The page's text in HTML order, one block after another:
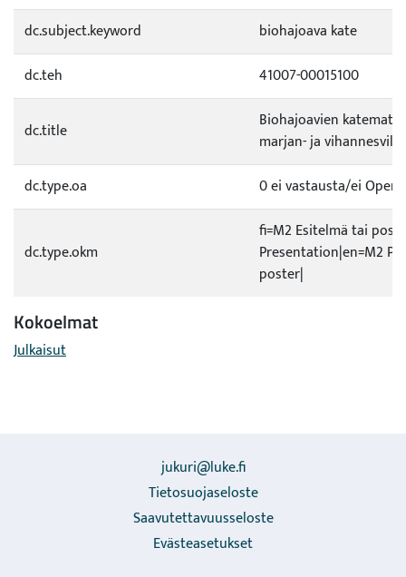
dc.subject.keyword
biohajoava kate
dc.teh
41007-00015100
dc.title
Biohajoavien
marjan- ja
dc.type.oa
0 ei vastausta/ei Open
dc.type.okm
fi=M2 Esitelmä tai
Presentation|en=M2
poster|
Kokoelmat
Julkaisut
jukuri@luke.fi
Tietosuojaseloste
Saavutettavuusseloste
Evästeasetukset